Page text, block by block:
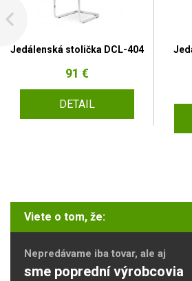
Jedálenská stolička DCL-404
91 €
DETAIL
Viete o tom, že:
Nepredávame iba tovar, ale aj
sme poprední výrobcovia